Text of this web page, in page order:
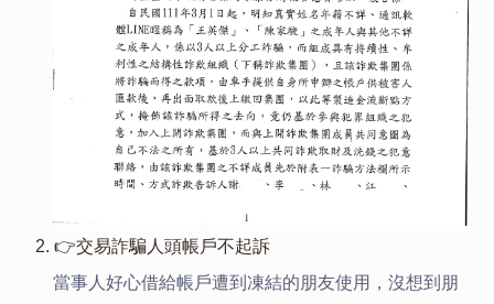
2. 👉交易詐騙人頭帳戶不起訴
當事人好心借給帳戶遭到凍結的朋友使用，沒想到朋